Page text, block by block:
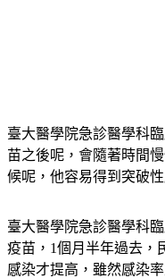
臺大醫學院急診醫學科
苗之後呢，會隨著時間
臺大醫學院急診醫學科
疫苗，1個月半年過去，